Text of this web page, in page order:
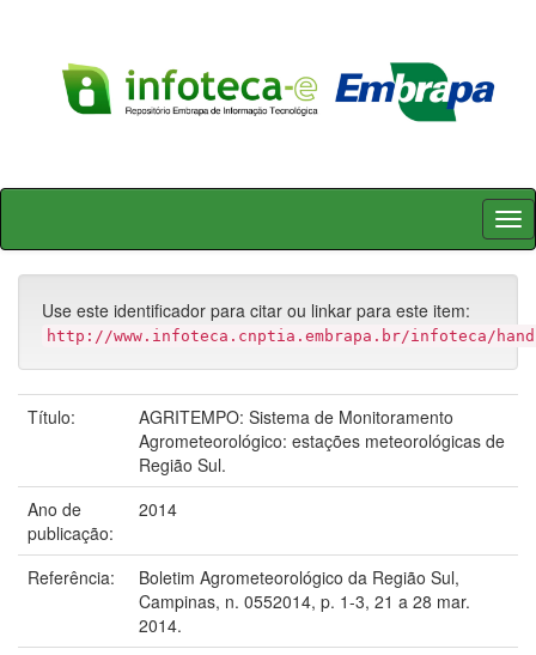
Skip
Use este identificador para citar ou linkar para este item:
http://www.infoteca.cnptia.embrapa.br/infoteca/
Título:
AGRITEMPO: Sistema de Monitoramento
Agrometeorológico: estações meteorológicas de
Região Sul.
Ano de
publicação:
2014
Referência:
Boletim Agrometeorológico da Região Sul,
Campinas, n. 0552014, p. 1-3, 21 a 28 mar.
2014.